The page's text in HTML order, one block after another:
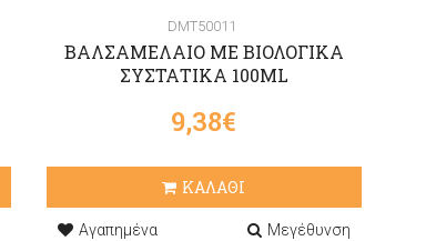
DMT50011
ΒΑΛΣΑΜΕΛΑΙΟ ΜΕ ΒΙΟΛΟΓΙΚΑ
ΣΥΣΤΑΤΙΚΑ 100ML
9,38€
ΚΑΛΑΘΙ
Αγαπημένα Μεγέθυνση